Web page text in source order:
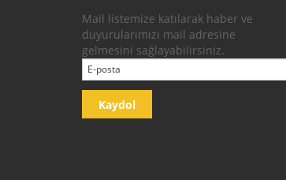
Mail listemize katılarak haber ve
duyurularımızı mail adresine
gelmesini sağlayabilirsiniz.